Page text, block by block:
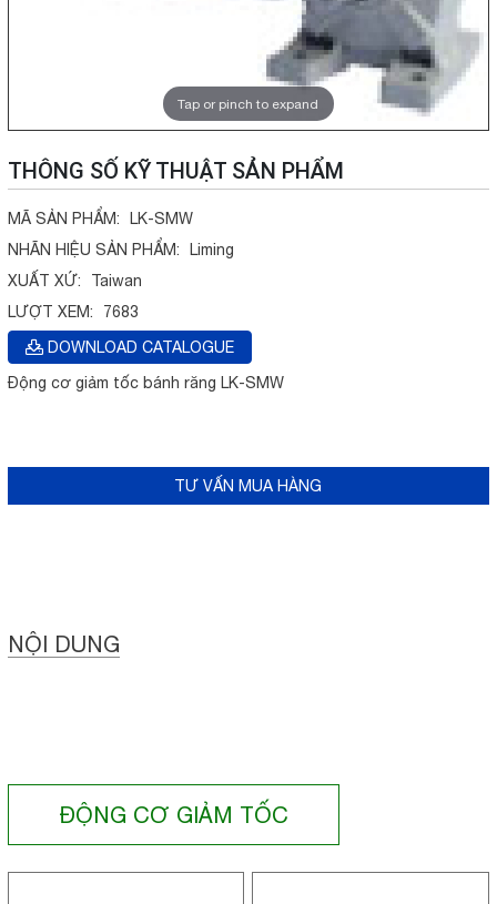
Tap or pinch to expand
THÔNG SỐ KỸ THUẬT SẢN PHẨM
MÃ SẢN PHẨM:
LK-SMW
NHÃN HIỆU SẢN PHẨM:
Liming
XUẤT XỨ:
Taiwan
LƯỢT XEM:
7683
DOWNLOAD CATALOGUE
Động cơ giảm tốc bánh răng LK-SMW
TƯ VẤN MUA HÀNG
NỘI DUNG
ĐỘNG CƠ GIẢM TỐC